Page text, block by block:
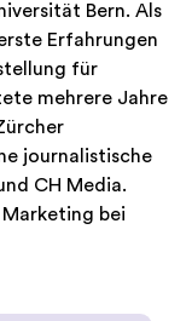
Bern. Als
Erfahrungen
für
mehrere Jahre
journalistische
CH Media.
bei